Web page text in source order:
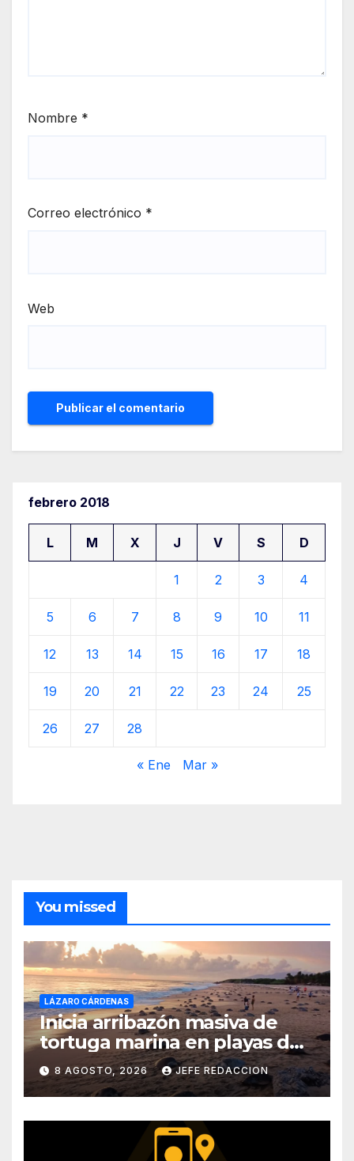
Nombre *
Correo electrónico *
Web
febrero 2018
L M X J V S D
1 2 3 4
5 6 7 8 9 10 11
12 13 14 15 16 17 18
19 20 21 22 23 24 25
26 27 28
« Ene Mar »
You missed
LÁZARO CÁRDENAS
Inicia arribazón masiva de
tortuga marina en playas de
Michoacán
8 AGOSTO, 2026 JEFE REDACCION